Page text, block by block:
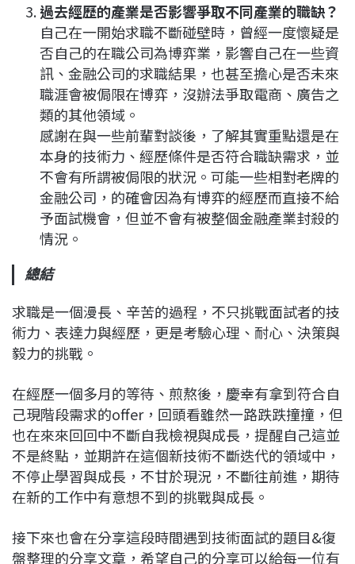
過去經歷的產業是否影響爭取不同產業的職缺？
自己在一開始求職不斷碰壁時，曾經一度懷疑是
否自己的在職公司為博弈業，影響自己在一些資
訊、金融公司的求職結果，也甚至擔心是否未來
職涯會被侷限在博弈，沒辦法爭取電商、廣告之
類的其他領域。
感謝在與一些前輩對談後，了解其實重點還是在
本身的技術力、經歷條件是否符合職缺需求，並
不會有所謂被侷限的狀況。可能一些相對老牌的
金融公司，的確會因為有博弈的經歷而直接不給
予面試機會，但並不會有被整個金融產業封殺的
情況。
總結
求職是一個漫長、辛苦的過程，不只挑戰面試者的技
術力、表達力與經歷，更是考驗心理、耐心、決策與
毅力的挑戰。
在經歷一個多月的等待、煎熬後，慶幸有拿到符合自
己現階段需求的offer，回頭看雖然一路跌跌撞撞，但
也在來來回回中不斷自我檢視與成長，提醒自己這並
不是終點，並期許在這個新技術不斷迭代的領域中，
不停止學習與成長，不甘於現況，不斷往前進，期待
在新的工作中有意想不到的挑戰與成長。
接下來也會在分享這段時間遇到技術面試的題目&復
盤整理的分享文章，希望自己的分享可以給每一位有